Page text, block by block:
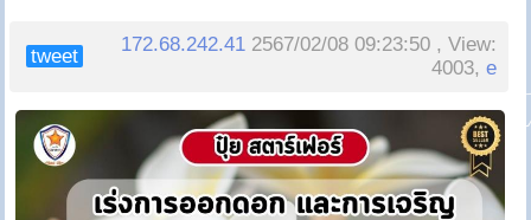
tweet
172.68.242.41 2567/02/08 09:23:50 , View:
4003,e